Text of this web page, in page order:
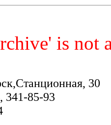
is not
30
341-85-93